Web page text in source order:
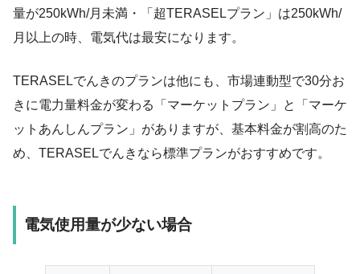
していません。
量が250kWh/月未満・「超TERASELプラン」は250kWh/
月以上の時、電気代は最安になります。
TERASELでんきのプランは他にも、市場連動型で30分お
きに電力量料金が変わる「マーケットプラン」と「マーケ
ットあんしんプラン」がありますが、基本料金が割高のた
め、TERASELでんきなら標準プランがおすすめです。
電気使用量が少ない場合